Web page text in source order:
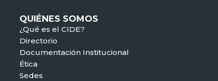
QUIÉNES SOMOS
¿Qué es el CIDE?
Directorio
Documentación Institucional
Ética
Sedes